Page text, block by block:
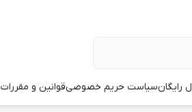
رایگانسیاست حریم خصوصیقوانین و مقررات